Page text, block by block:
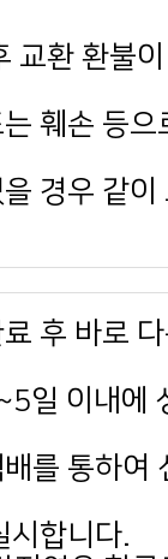
시합니다.